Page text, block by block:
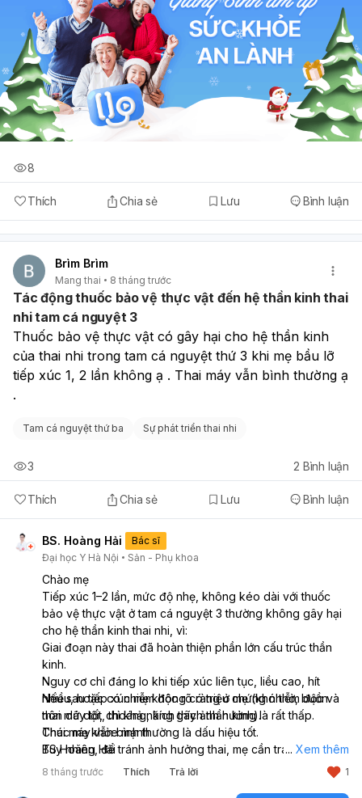
Thích Chia sẻ Lưu Bình luận
8
Brìm Brìm
Mang thai 8 tháng trước
Tác động thuốc bảo vệ thực vật đến hệ thần kinh thai
nhi tam cá nguyệt 3
Thuốc bảo vệ thực vật có gây hại cho hệ thần kinh
của thai nhi trong tam cá nguyệt thứ 3 khi mẹ bầu lỡ
tiếp xúc 1, 2 lần không ạ . Thai máy vẫn bình thường ạ
.
Tam cá nguyệt thứ ba Sự phát triển thai nhi
Thích Chia sẻ Lưu Bình luận
3 2 Bình luận
BS. Hoàng Hải
Bác sĩ
Đại học Y Hà Nội
Sản - Phụ khoa
Chào mẹ
Tiếp xúc 1–2 lần, mức độ nhẹ, không kéo dài với thuốc
bảo vệ thực vật ở tam cá nguyệt 3 thường không gây hại
cho hệ thần kinh thai nhi, vì:
Giai đoạn này thai đã hoàn thiện phần lớn cấu trúc thần
kinh.
Nguy cơ chỉ đáng lo khi tiếp xúc liên tục, liều cao, hít
nhiều, hoặc có nhiễm độc rõ ràng ở mẹ (khó thở, buồn
nôn dữ dội, choáng, kích thích thần kinh).
Thai máy vẫn bình thường là dấu hiệu tốt.
Tuy nhiên, để tránh ảnh hưởng thai, mẹ cần tránh tiếp xúc
thêm các chất hóa học như trên, mang khẩu trang, găng
Nếu sau tiếp xúc mẹ không có triệu chứng nhiễm độc và
thai máy tốt, thì khả năng gây ảnh hưởng là rất thấp.
Chúc mẹ khỏe mạnh
BS Hoàng Hải
... Xem thêm
8 tháng trước Thích Trả lời 1